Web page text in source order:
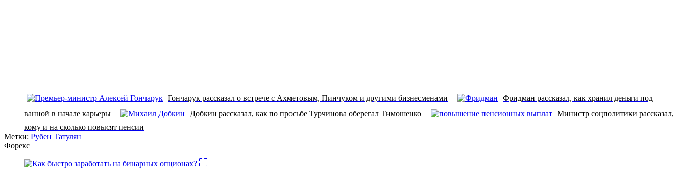
Гончарук рассказал о встрече с Ахметовым, Пинчуком и другими бизнесменами
Фридман рассказал, как хранил деньги под
ванной в начале карьеры
Добкин рассказал, как по просьбе Турчинова оберегал Тимошенко
Министр соцполитики рассказал,
кому и на сколько повысят пенсии
Метки: Рубен Татулян
Форекс